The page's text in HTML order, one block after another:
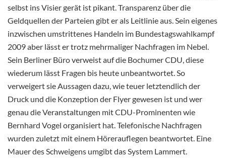
selbst ins Visier gerät ist pikant. Transparenz über die
Geldquellen der Parteien gibt er als Leitlinie aus. Sein eigenes
inzwischen umstrittenes Handeln im Bundestagswahlkampf
2009 aber lässt er trotz mehrmaliger Nachfragen im Nebel.
Sein Berliner Büro verweist auf die Bochumer CDU, diese
wiederum lässt Fragen bis heute unbeantwortet. So
verweigert sie Aussagen dazu, wie teuer letztendlich der
Druck und die Konzeption der Flyer gewesen ist und wer
genau die Veranstaltungen mit CDU-Prominenten wie
Bernhard Vogel organisiert hat. Telefonische Nachfragen
wurden zuletzt mit einem Hörerauflegen beantwortet. Eine
Mauer des Schweigens umgibt das System Lammert.